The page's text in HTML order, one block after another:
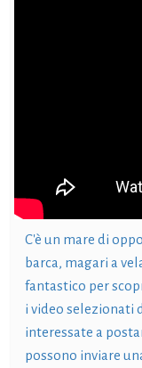
C'è un mare di
barca, magari a
fantastico per
i video selezionati
interessate a
possono inviare